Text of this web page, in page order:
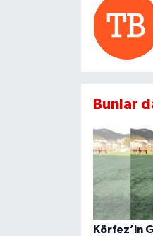
Bunlar
Körfez’in